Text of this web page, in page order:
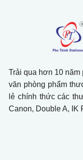
Trải qua hơn 10 năm
văn phòng phẩm
lẻ chính thức các
Canon, Double A, IK